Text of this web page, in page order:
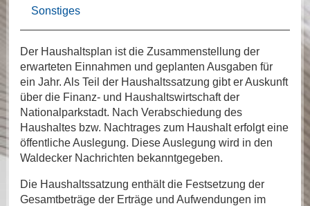
Sonstiges
Der Haushaltsplan ist die Zusammenstellung der
erwarteten Einnahmen und geplanten Ausgaben für
ein Jahr. Als Teil der Haushaltssatzung gibt er Auskunft
über die Finanz- und Haushaltswirtschaft der
Nationalparkstadt. Nach Verabschiedung des
Haushaltes bzw. Nachtrages zum Haushalt erfolgt eine
öffentliche Auslegung. Diese Auslegung wird in den
Waldecker Nachrichten bekanntgegeben.
Die Haushaltssatzung enthält die Festsetzung der
Gesamtbeträge der Erträge und Aufwendungen im